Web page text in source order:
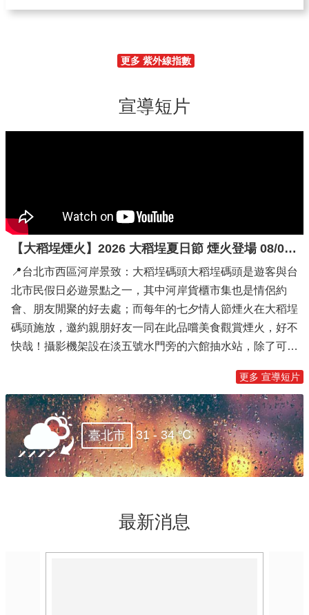
更多 紫外線指數
宣導短片
【大稻埕煙火】2026 大稻埕夏日節 煙火登場 08/05 | 大稻埕碼頭 4K 即時影像
📍台北市西區河岸景致：大稻埕碼頭大稻埕碼頭是遊客與台
北市民假日必遊景點之一，其中河岸貨櫃市集也是情侶約
會、朋友閒聚的好去處；而每年的七夕情人節煙火在大稻埕
碼頭施放，邀約親朋好友一同在此品嚐美食觀賞煙火，好不
快哉！攝影機架設在淡五號水門旁的六館抽水站，除了可一
下的粼粼波光、尤其是落日餘暉照射即將降落在松山機場的
班機上、日落點燈後，貨櫃市集人潮聚集，在輕音樂的伴陪
下與朋友們看著河景、享用美食，此情此景盡顯繁忙都市人
下班後的休閒生活。🎥更多台北即時影像📸
https://travel.taipei/4k-livestream/-掌握台北玩樂資訊👉臺北
旅遊網-https://www.travel.taipei/zh-tw👉台北旅遊網FB- /
taipeitravel 👉現在玩台北APP-
https://www.travel.taipei/zh-tw/app
更多 宣導短片
臺北市 31 - 34 ℃
最新消息